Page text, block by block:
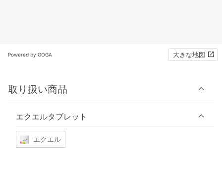
Powered by GOGA 大きな地図
取り扱い商品
エクエルタブレット
エクエル